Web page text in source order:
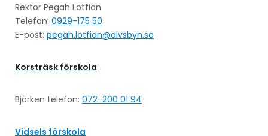
Rektor Pegah Lotfian
Telefon: 0929-175 50
E-post: pegah.lotfian@alvsbyn.se
Korsträsk förskola
Björken telefon: 072-200 01 94
Vidsels förskola